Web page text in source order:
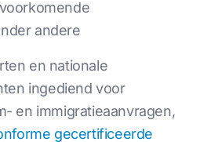
andere
en nationale
ingediend voor
en immigratieaanvragen,
gecertificeerde